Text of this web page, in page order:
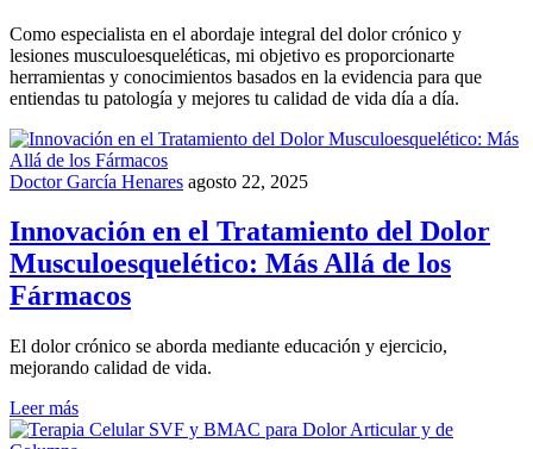
Como especialista en el abordaje integral del dolor crónico y
lesiones musculoesqueléticas, mi objetivo es proporcionarte
herramientas y conocimientos basados en la evidencia para que
entiendas tu patología y mejores tu calidad de vida día a día.
Doctor García Henares agosto 22, 2025
Innovación en el Tratamiento del Dolor
Musculoesquelético: Más Allá de los
Fármacos
El dolor crónico se aborda mediante educación y ejercicio,
mejorando calidad de vida.
Leer más